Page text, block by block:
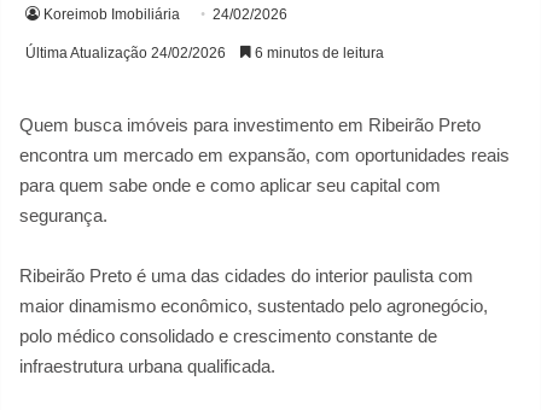
Koreimob Imobiliária 24/02/2026
Última Atualização 24/02/2026 6 minutos de leitura
Quem busca imóveis para investimento em Ribeirão Preto
encontra um mercado em expansão, com oportunidades reais
para quem sabe onde e como aplicar seu capital com
segurança.
Ribeirão Preto é uma das cidades do interior paulista com
maior dinamismo econômico, sustentado pelo agronegócio,
polo médico consolidado e crescimento constante de
infraestrutura urbana qualificada.